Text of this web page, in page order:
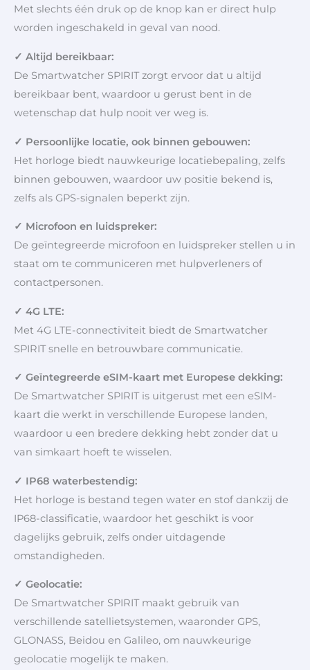
Met slechts één druk op de knop kan er direct hulp
worden ingeschakeld in geval van nood.
✓ Altijd bereikbaar:
De Smartwatcher SPIRIT zorgt ervoor dat u altijd
bereikbaar bent, waardoor u gerust bent in de
wetenschap dat hulp nooit ver weg is.
✓ Persoonlijke locatie, ook binnen gebouwen:
Het horloge biedt nauwkeurige locatiebepaling, zelfs
binnen gebouwen, waardoor uw positie bekend is,
zelfs als GPS-signalen beperkt zijn.
✓ Microfoon en luidspreker:
De geïntegreerde microfoon en luidspreker stellen u in
staat om te communiceren met hulpverleners of
contactpersonen.
✓ 4G LTE:
Met 4G LTE-connectiviteit biedt de Smartwatcher
SPIRIT snelle en betrouwbare communicatie.
✓ Geïntegreerde eSIM-kaart met Europese dekking:
De Smartwatcher SPIRIT is uitgerust met een eSIM-
kaart die werkt in verschillende Europese landen,
waardoor u een bredere dekking hebt zonder dat u
van simkaart hoeft te wisselen.
✓ IP68 waterbestendig:
Het horloge is bestand tegen water en stof dankzij de
IP68-classificatie, waardoor het geschikt is voor
dagelijks gebruik, zelfs onder uitdagende
omstandigheden.
✓ Geolocatie:
De Smartwatcher SPIRIT maakt gebruik van
verschillende satellietsystemen, waaronder GPS,
GLONASS, Beidou en Galileo, om nauwkeurige
geolocatie mogelijk te maken.